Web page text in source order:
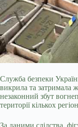
Служба безпеки
викрила та затримала
незаконний збут
території кількох